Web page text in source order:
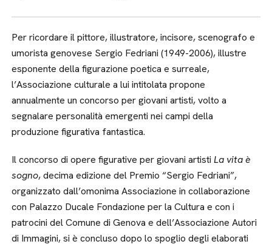
Per ricordare il pittore, illustratore, incisore, scenografo e
umorista genovese Sergio Fedriani (1949-2006), illustre
esponente della figurazione poetica e surreale,
l’Associazione culturale a lui intitolata propone
annualmente un concorso per giovani artisti, volto a
segnalare personalità emergenti nei campi della
produzione figurativa fantastica.
Il concorso di opere figurative per giovani artistiLa vita è
sogno, decima edizione del Premio “Sergio Fedriani”,
organizzato dall’omonima Associazione in collaborazione
con Palazzo Ducale Fondazione per la Cultura e con i
patrocini del Comune di Genova e dell’Associazione Autori
di Immagini, si è concluso dopo lo spoglio degli elaborati